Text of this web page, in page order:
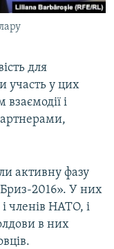
для
участь у цих
і
активну фазу
Бриз-2016». У них
і членів НАТО, і
в них